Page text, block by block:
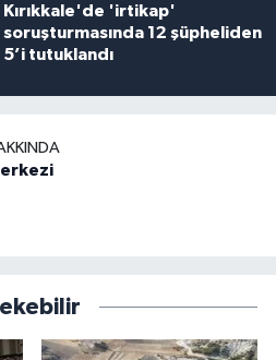
Kırıkkale'de 'irtikap'
soruşturmasında 12 şüpheliden
5’i tutuklandı